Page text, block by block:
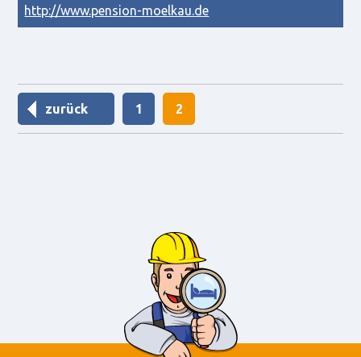
http://www.pension-moelkau.de
zurück 1 2